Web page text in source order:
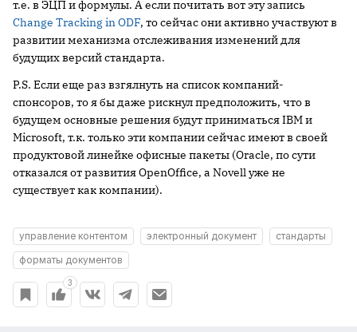
т.е. в ЭЦП и формулы. А если почитать вот эту запись
Change Tracking in ODF, то сейчас они активно участвуют в
развитии механизма отслеживания изменений для
будущих версий стандарта.
P.S. Если еще раз взгялнуть на список компаний-
спонсоров, то я бы даже рискнул предположить, что в
будущем основные решения будут приниматься IBM и
Microsoft, т.к. только эти компании сейчас имеют в своей
продуктовой линейке офисные пакеты (Oracle, по сути
отказался от развития OpenOffice, а Novell уже не
существует как компании).
управление контентом электронный документ
стандарты
форматы документов
3